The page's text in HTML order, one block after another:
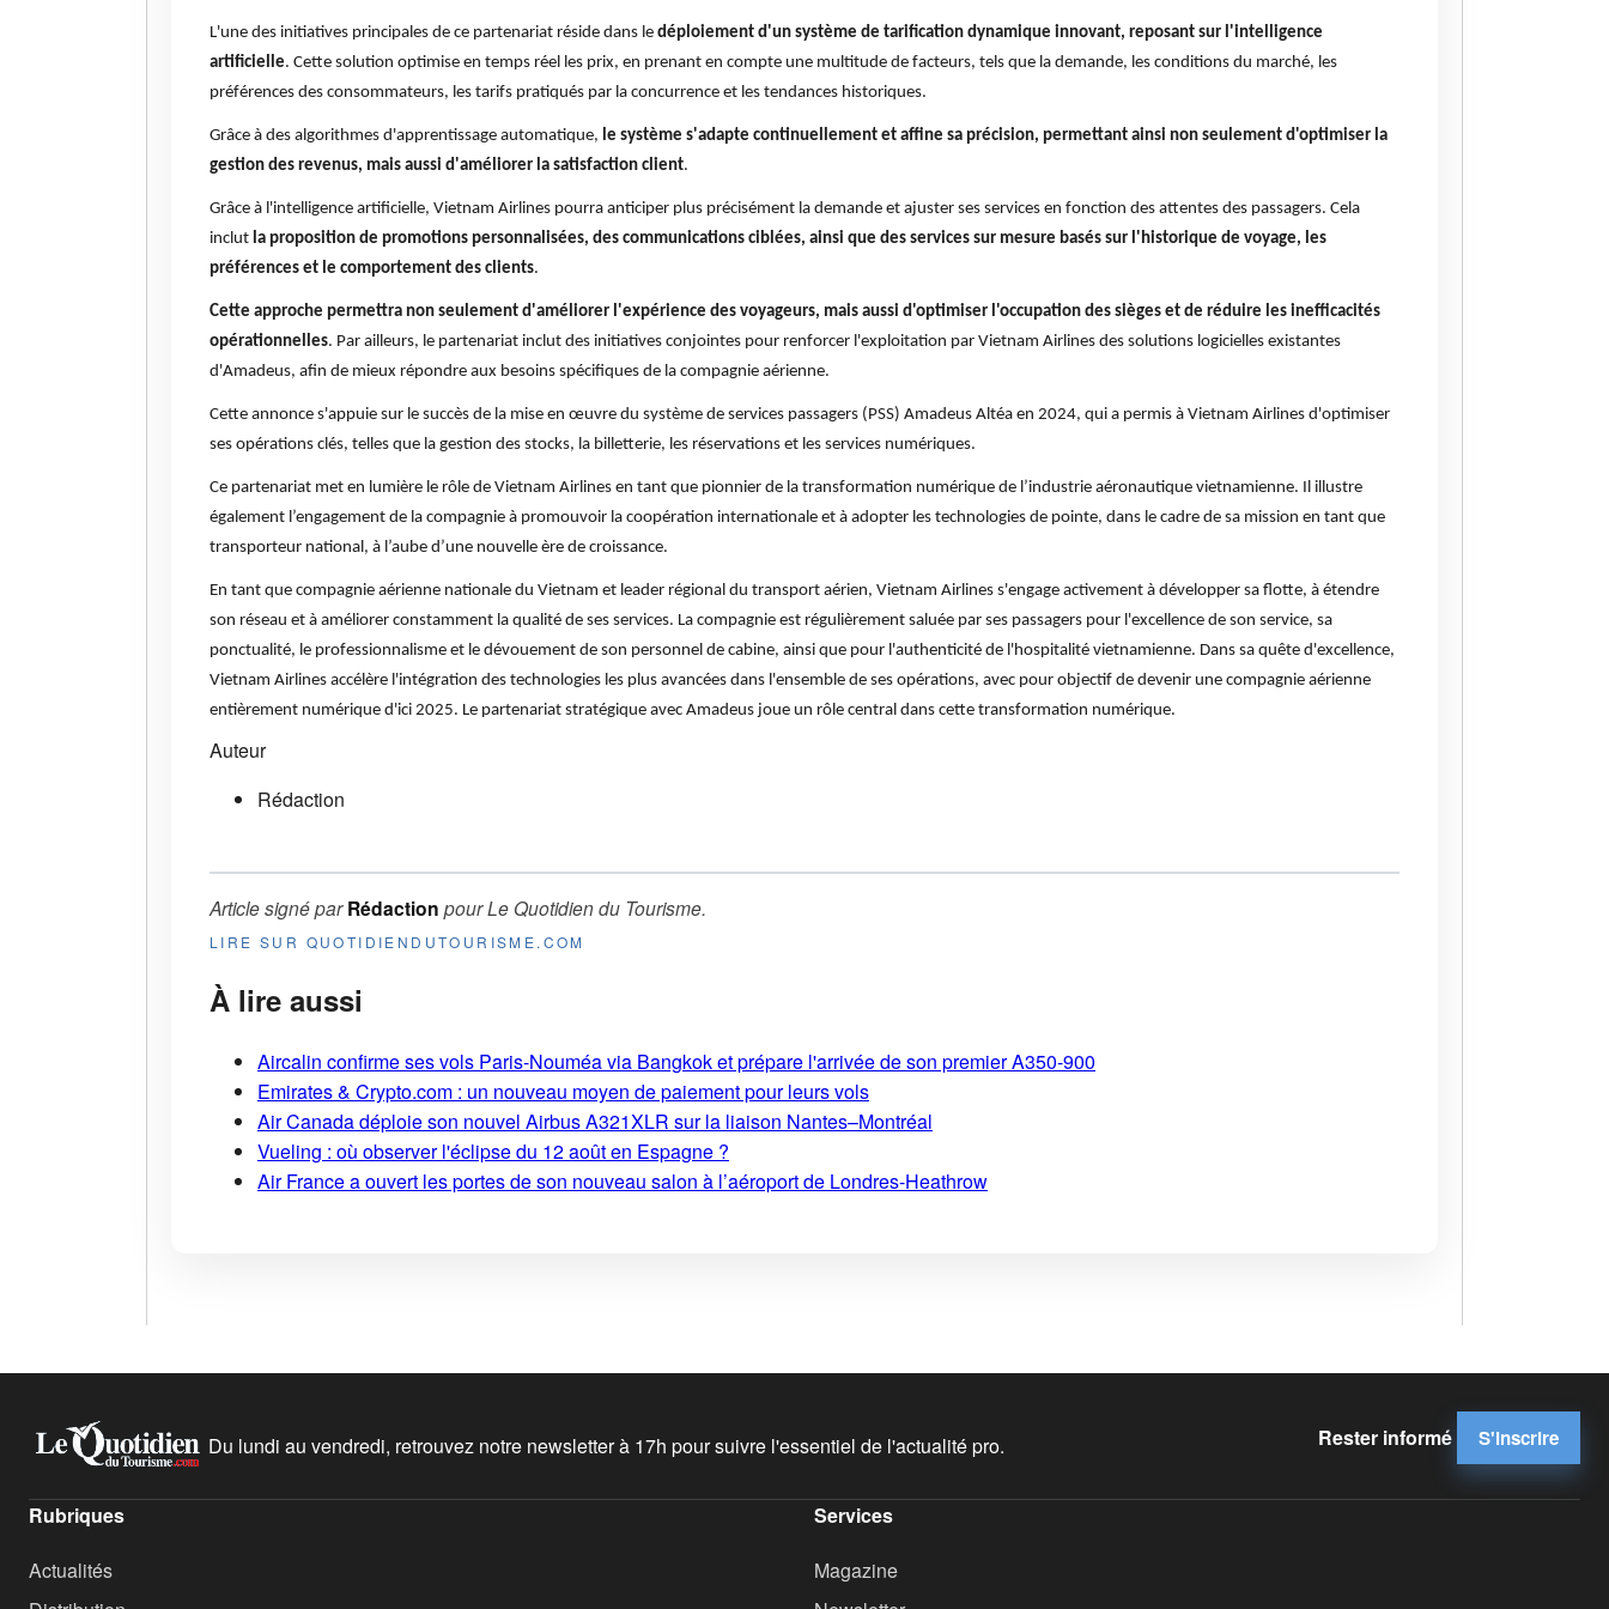
L'une des initiatives principales de ce partenariat réside dans le déploiement d'un système de tarification dynamique innovant, reposant sur l'intelligence
artificielle. Cette solution optimise en temps réel les prix, en prenant en compte une multitude de facteurs, tels que la demande, les conditions du marché, les
préférences des consommateurs, les tarifs pratiqués par la concurrence et les tendances historiques.
Grâce à des algorithmes d'apprentissage automatique, le système s'adapte continuellement et affine sa précision, permettant ainsi non seulement d'optimiser la
gestion des revenus, mais aussi d'améliorer la satisfaction client.
Grâce à l'intelligence artificielle, Vietnam Airlines pourra anticiper plus précisément la demande et ajuster ses services en fonction des attentes des passagers. Cela
inclut la proposition de promotions personnalisées, des communications ciblées, ainsi que des services sur mesure basés sur l'historique de voyage, les
préférences et le comportement des clients.
Cette approche permettra non seulement d'améliorer l'expérience des voyageurs, mais aussi d'optimiser l'occupation des sièges et de réduire les inefficacités
opérationnelles. Par ailleurs, le partenariat inclut des initiatives conjointes pour renforcer l'exploitation par Vietnam Airlines des solutions logicielles existantes
d'Amadeus, afin de mieux répondre aux besoins spécifiques de la compagnie aérienne.
Cette annonce s'appuie sur le succès de la mise en œuvre du système de services passagers (PSS) Amadeus Altéa en 2024, qui a permis à Vietnam Airlines d'optimiser
ses opérations clés, telles que la gestion des stocks, la billetterie, les réservations et les services numériques.
Ce partenariat met en lumière le rôle de Vietnam Airlines en tant que pionnier de la transformation numérique de l’industrie aéronautique vietnamienne. Il illustre
également l’engagement de la compagnie à promouvoir la coopération internationale et à adopter les technologies de pointe, dans le cadre de sa mission en tant que
transporteur national, à l’aube d’une nouvelle ère de croissance.
En tant que compagnie aérienne nationale du Vietnam et leader régional du transport aérien, Vietnam Airlines s'engage activement à développer sa flotte, à étendre
son réseau et à améliorer constamment la qualité de ses services. La compagnie est régulièrement saluée par ses passagers pour l'excellence de son service, sa
ponctualité, le professionnalisme et le dévouement de son personnel de cabine, ainsi que pour l'authenticité de l'hospitalité vietnamienne. Dans sa quête d'excellence,
Vietnam Airlines accélère l'intégration des technologies les plus avancées dans l'ensemble de ses opérations, avec pour objectif de devenir une compagnie aérienne
entièrement numérique d'ici 2025. Le partenariat stratégique avec Amadeus joue un rôle central dans cette transformation numérique.
Auteur
Rédaction
Article signé parRédaction pourLe Quotidien du Tourisme.
LIRE SUR QUOTIDIENDUTOURISME.COM
À lire aussi
Aircalin confirme ses vols Paris-Nouméa via Bangkok et prépare l'arrivée de son premier A350-900
Emirates & Crypto.com : un nouveau moyen de paiement pour leurs vols
Air Canada déploie son nouvel Airbus A321XLR sur la liaison Nantes–Montréal
Vueling : où observer l'éclipse du 12 août en Espagne ?
Air France a ouvert les portes de son nouveau salon à l’aéroport de Londres-Heathrow
Du lundi au vendredi, retrouvez notre newsletter à 17h pour suivre l'essentiel de l'actualité pro. Rester informé S'inscrire
Rubriques
Actualités
Services
Magazine